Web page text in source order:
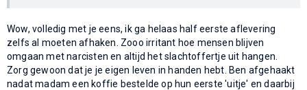
Wow, volledig met je eens, ik ga helaas half eerste aflevering
zelfs al moeten afhaken. Zooo irritant hoe mensen blijven
omgaan met narcisten en altijd het slachtoffertje uit hangen.
Zorg gewoon dat je je eigen leven in handen hebt. Ben afgehaakt
nadat madam een koffie bestelde op hun eerste 'uitje' en daarbij